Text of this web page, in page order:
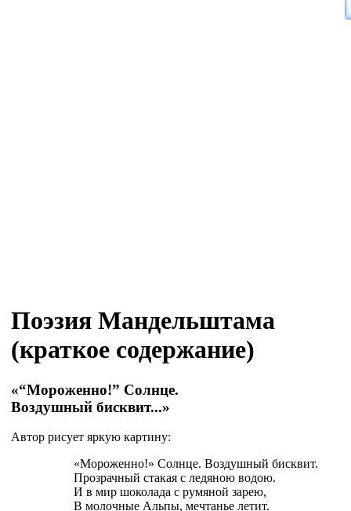
Поэзия Мандельштама
(краткое содержание)
«“Мороженно!” Солнце.
Воздушный бисквит...»
Автор рисует яркую картину:
«Мороженно!» Солнце. Воздушный бисквит.
Прозрачный стакая с ледяною водою.
И в мир шоколада с румяной зарею,
В молочные Альпы, мечтанье летит.